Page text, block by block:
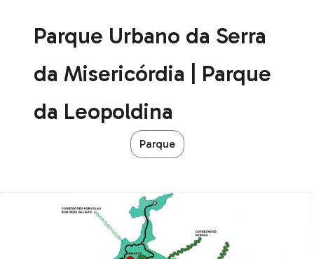
Parque Urbano da Serra
da Misericórdia | Parque
da Leopoldina
Parque